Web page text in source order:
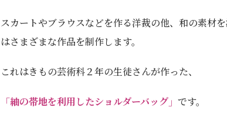
スカートやブラウスなどを作る洋裁の他、和の素材
はさまざまな作品を制作します。
これはきもの芸術科２年の生徒さんが作った、
「紬の帯地を利用したショルダーバッグ」です。